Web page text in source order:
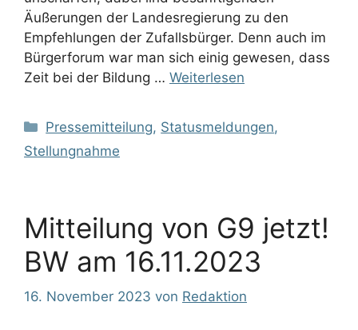
Äußerungen der Landesregierung zu den
Empfehlungen der Zufallsbürger. Denn auch im
Bürgerforum war man sich einig gewesen, dass
Zeit bei der Bildung … Weiterlesen
Kategorien
Pressemitteilung, Statusmeldungen,
Stellungnahme
Mitteilung von G9 jetzt!
BW am 16.11.2023
16. November 2023 von Redaktion